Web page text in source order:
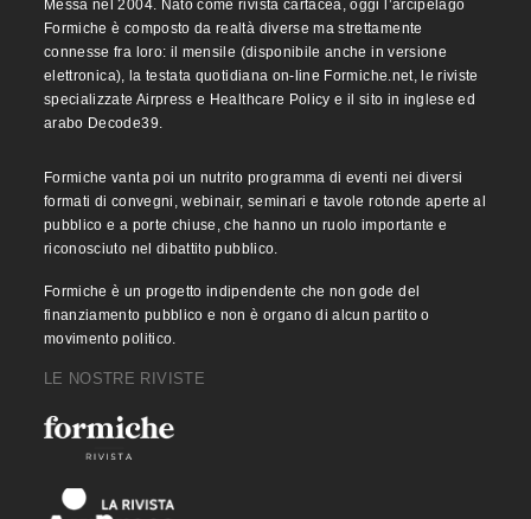
Messa nel 2004. Nato come rivista cartacea, oggi l’arcipelago
Formiche è composto da realtà diverse ma strettamente
connesse fra loro: il mensile (disponibile anche in versione
elettronica), la testata quotidiana on-line Formiche.net, le riviste
specializzate Airpress e Healthcare Policy e il sito in inglese ed
arabo Decode39.
Formiche vanta poi un nutrito programma di eventi nei diversi
formati di convegni, webinair, seminari e tavole rotonde aperte al
pubblico e a porte chiuse, che hanno un ruolo importante e
riconosciuto nel dibattito pubblico.
Formiche è un progetto indipendente che non gode del
finanziamento pubblico e non è organo di alcun partito o
movimento politico.
LE NOSTRE RIVISTE